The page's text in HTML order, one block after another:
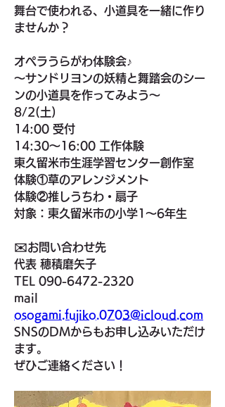
舞台で使われる、小道具を一緒に作り
ませんか？
オペラうらがわ体験会♪
～サンドリヨンの妖精と舞踏会のシー
ンの小道具を作ってみよう～
8/2(土)
14:00 受付
14:30～16:00 工作体験
東久留米市生涯学習センター創作室
体験①草のアレンジメント
体験②推しうちわ・扇子
対象：東久留米市の小学1～6年生
✉️お問い合わせ先
代表 穂積磨矢子
TEL 090-6472-2320
osogami.fujiko.0703@icloud.com
SNSのDMからもお申し込みいただけ
ます。
ぜひご連絡ください！